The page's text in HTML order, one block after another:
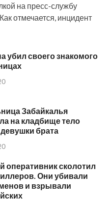
на пресс-службу
отмечается, инцидент
убил своего знакомого
Забайкалья
на кладбище тело
брата
оперативник сколотил
Они убивали
и взрывали